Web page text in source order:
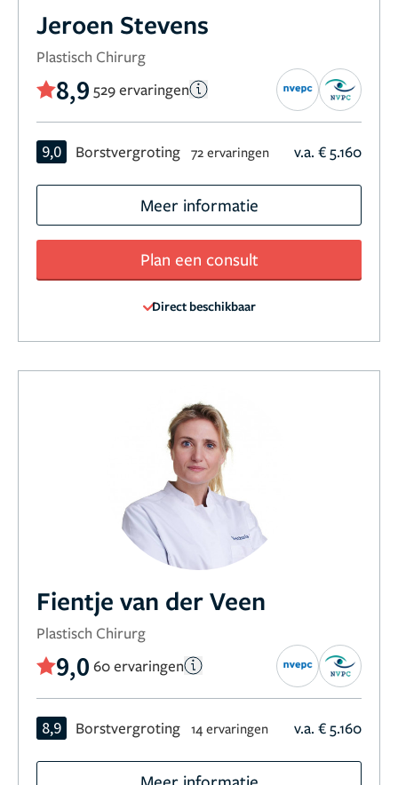
Jeroen Stevens
Plastisch Chirurg
8,9 529 ervaringen
9,0 Borstvergroting 72 ervaringen v.a. € 5.160
Meer informatie
Plan een consult
Direct beschikbaar
Fientje van der Veen
Plastisch Chirurg
9,0 60 ervaringen
8,9 Borstvergroting 14 ervaringen v.a. € 5.160